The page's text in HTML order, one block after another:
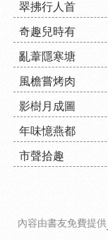
翠拂行人首
奇趣兒時有
亂葦隱寒塘
風檐嘗烤肉
影樹月成圖
年味憶燕都
市聲拾趣
內容由書友免費提供